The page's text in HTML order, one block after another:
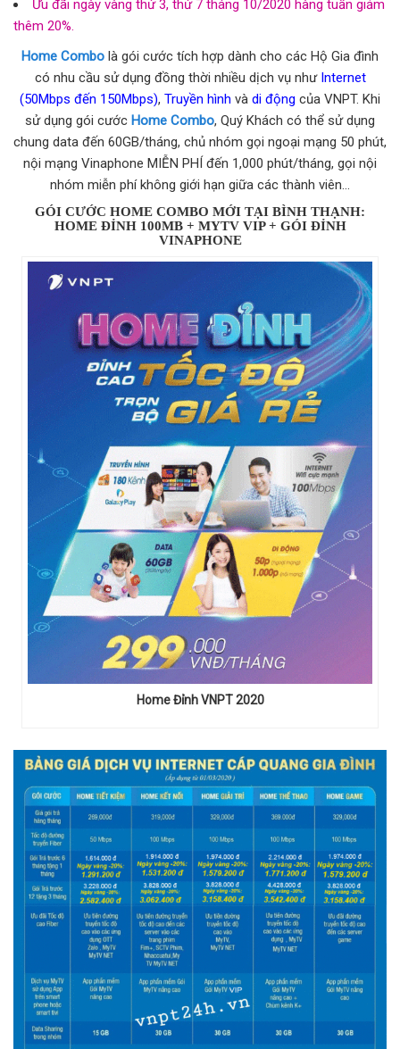
Ưu đãi ngày vàng thứ 3, thứ 7 tháng 10/2020 hàng tuần giảm
thêm 20%.
Home Combo là gói cước tích hợp dành cho các Hộ Gia đình
có nhu cầu sử dụng đồng thời nhiều dịch vụ như Internet
(50Mbps đến 150Mbps), Truyền hình và di động của VNPT. Khi
sử dụng gói cước Home Combo, Quý Khách có thể sử dụng
chung data đến 60GB/tháng, chủ nhóm gọi ngoại mạng 50 phút,
nội mạng Vinaphone MIỄN PHÍ đến 1,000 phút/tháng, gọi nội
nhóm miễn phí không giới hạn giữa các thành viên…
GÓI CƯỚC HOME COMBO MỚI TẠI BÌNH THẠNH:
HOME ĐỈNH 100MB + MYTV VIP + GÓI ĐỈNH
VINAPHONE
Home Đỉnh VNPT 2020